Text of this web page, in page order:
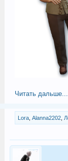
Читать дальше...
Lora, Alanna2202,